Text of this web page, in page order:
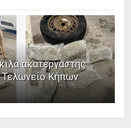
ακατέργαστης
Τελωνείο Κήπων